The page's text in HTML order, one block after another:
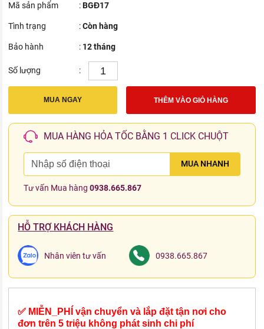
Mã sản phẩm :BGĐ17
Tình trạng :Còn hàng
Bảo hành : 12 tháng
Số lượng :
MUA NGAY THÊM VÀO GIỎ HÀNG
MUA HÀNG HỎA TỐC BẰNG 1 CLICK CHUỘT
MUA NHANH
Tư vấn Mua hàng0938.665.867
HỖ TRỢ KHÁCH HÀNG
Nhân viên tư vấn 0938.665.867
✅ MIỄN_PHÍ vận chuyển và lắp đặt tận nơi cho
đơn trên 5 triệu không phát sinh chi phí